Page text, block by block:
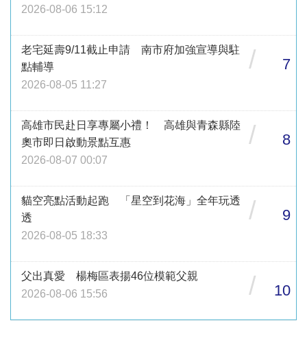
2026-08-06 15:12
老宅延壽9/11截止申請 南市府加強宣導與駐
點輔導
2026-08-05 11:27
/ 7
高雄市民赴日享專屬小禮！ 高雄與青森縣陸
奧市即日啟動景點互惠
2026-08-07 00:07
/ 8
貓空亮點活動起跑 「星空到花海」全年玩透
透
2026-08-05 18:33
/ 9
父出真愛 楊梅區表揚46位模範父親
2026-08-06 15:56
/ 10